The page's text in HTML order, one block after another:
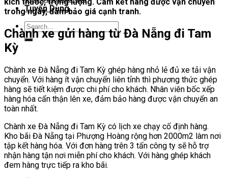
Tuyển Dụng
trong ngày, đảm bảo giá cạnh tranh.
Chành xe gửi hàng từ Đà Nẵng đi Tam
Kỳ
Chành xe Đà Nẵng đi Tam Kỳ ghép hàng nhỏ lẻ đủ xe tải vận
chuyển. Với hàng ít vận chuyển liên tỉnh thì phương thức ghép
hàng sẽ tiết kiệm được chi phí cho khách. Nhân viên bốc xếp
hàng hóa cẩn thận lên xe, đảm bảo hàng được vận chuyển an
toàn nhất.
Chành xe Đà Nẵng đi Tam Kỳ có lịch xe chạy cố định hàng.
Kho bãi Đà Nẵng tại Phượng Hoàng rộng hơn 2000m2 làm nơi
tập kết hàng hóa. Với đơn hàng trên 3 tấn công ty sẽ hỗ trợ
nhận hàng tận nơi miễn phí cho khách. Với hàng ghép khách
đem hàng trực tiếp ra kho bãi.